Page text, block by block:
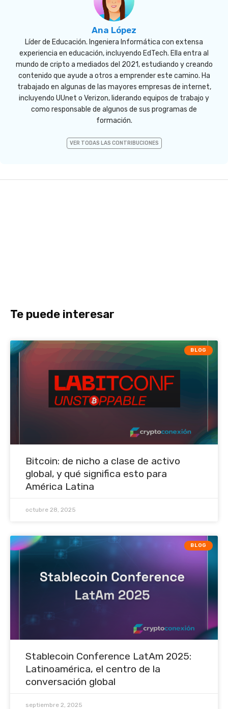
Ana López
Líder de Educación. Ingeniera Informática con extensa
experiencia en educación, incluyendo EdTech. Ella entra al
mundo de cripto a mediados del 2021, estudiando y creando
contenido que ayude a otros a emprender este camino. Ha
trabajado en algunas de las mayores empresas de internet,
incluyendo UUnet o Verizon, liderando equipos de trabajo y
como responsable de algunos de sus programas de
formación.
VER TODAS LAS CONTRIBUCIONES
Te puede interesar
BLOG
Bitcoin: de nicho a clase de activo
global, y qué significa esto para
América Latina
octubre 28, 2025
BLOG
Stablecoin Conference LatAm 2025:
Latinoamérica, el centro de la
conversación global
septiembre 2, 2025